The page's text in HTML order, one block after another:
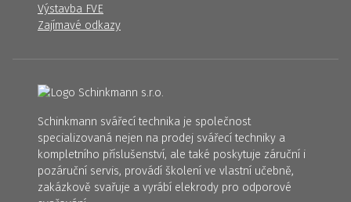
Výstavba FVE
Zajímavé odkazy
Schinkmann svářecí technika je společnost
specializovaná nejen na prodej svářecí techniky a
kompletního příslušenství, ale také poskytuje záruční i
pozáruční servis, provádí školení ve vlastní učebně,
zakázkově svařuje a vyrábí elekrody pro odporové